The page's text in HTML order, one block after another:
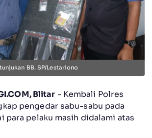
BB. SP/Lestariono
Blitar - Kembali Polres
pengedar sabu-sabu pada
para pelaku masih didalami atas